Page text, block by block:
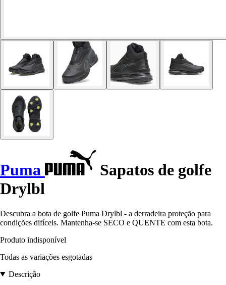
Puma
Sapatos de golfe
Drylbl
Descubra a bota de golfe Puma Drylbl - a derradeira proteção para
condições difíceis. Mantenha-se SECO e QUENTE com esta bota.
Produto indisponível
Todas as variações esgotadas
Descrição